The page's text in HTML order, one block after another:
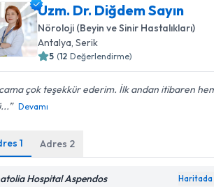
Uzm. Dr. Diğdem Sayın
Nöroloji (Beyin ve Sinir Hastalıkları)
Antalya ,Serik
5 (12 Değerlendirme)
çok teşekkür ederim. İlk andan itibaren
Devamı
1 Adres 2
Hospital Aspendos